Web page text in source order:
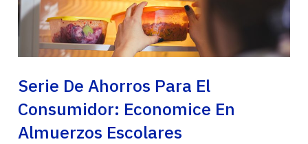
Serie De Ahorros Para El
Consumidor: Economice En
Almuerzos Escolares